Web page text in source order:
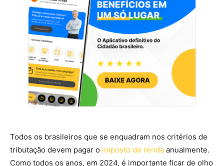
Todos os brasileiros que se enquadram nos critérios de
tributação devem pagar o imposto de renda anualmente.
Como todos os anos, em 2024, é importante ficar de olho